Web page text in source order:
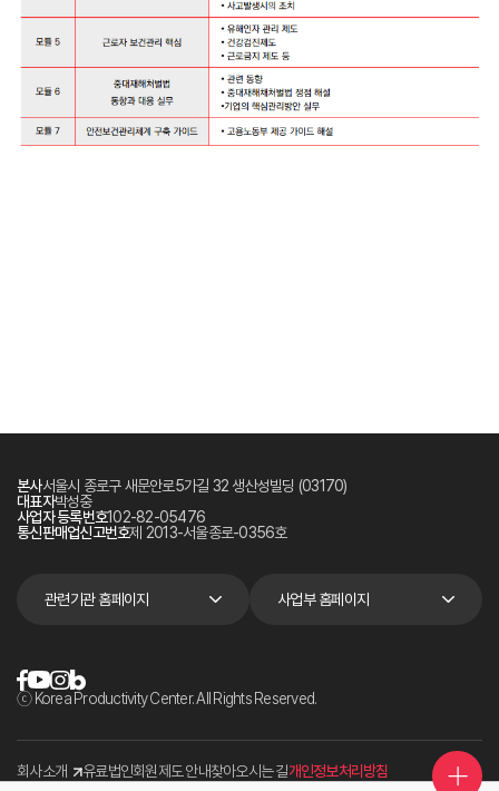
본사서울시 종로구 새문안로5가길 32 생산성빌딩 (03170)
대표자박성중
사업자 등록번호102-82-05476
통신판매업신고번호제 2013-서울종로-0356호
관련기관 홈페이지 사업부 홈페이지
ⓒ Korea Productivity Center. All Rights Reserved.
회사소개 유료법인회원제도 안내찾아오시는 길개인정보처리방침